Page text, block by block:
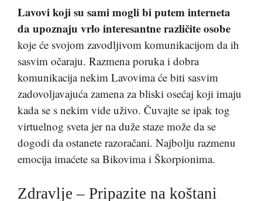
Lavovi koji su sami mogli bi putem interneta
da upoznaju vrlo interesantne različite osobe
koje će svojom zavodljivom komunikacijom da ih
sasvim očaraju. Razmena poruka i dobra
komunikacija nekim Lavovima će biti sasvim
zadovoljavajuća zamena za bliski osećaj koji imaju
kada se s nekim vide uživo. Čuvajte se ipak tog
virtuelnog sveta jer na duže staze može da se
dogodi da ostanete razoračani. Najbolju razmenu
emocija imaćete sa Bikovima i Škorpionima.
Zdravlje – Pripazite na koštani